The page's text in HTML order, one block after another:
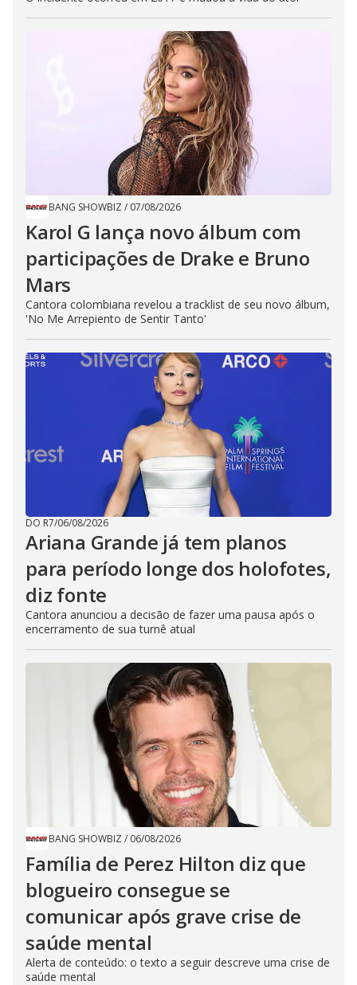
BANG SHOWBIZ / 07/08/2026
Karol G lança novo álbum com
participações de Drake e Bruno
Mars
Cantora colombiana revelou a ​tracklist de seu novo álbum,
'No Me Arrepiento de Sentir Tanto'
DO R7/06/08/2026
Ariana Grande já tem planos
para período longe dos holofotes,
diz fonte
Cantora anunciou a decisão de fazer uma pausa após o
encerramento de sua turnê atual
BANG SHOWBIZ / 06/08/2026
Família de Perez Hilton diz que
blogueiro consegue se
comunicar após grave crise de
saúde mental
Alerta de conteúdo: o texto a seguir descreve uma crise de
saúde mental